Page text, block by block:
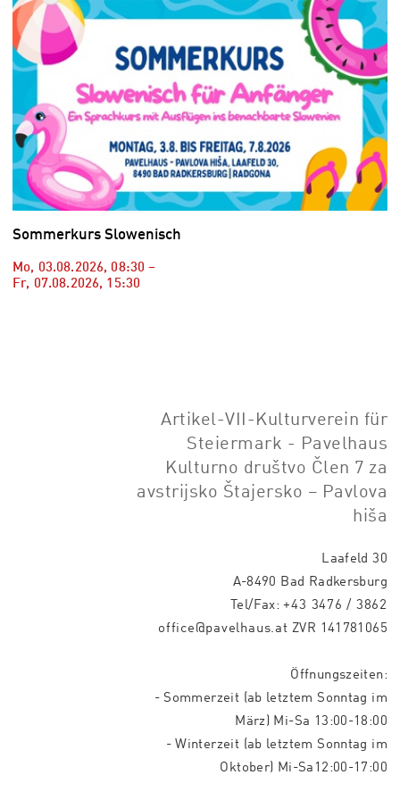
Sommerkurs Slowenisch
Mo, 03.08.2026, 08:30 –
Fr, 07.08.2026, 15:30
Artikel-VII-Kulturverein für
Steiermark - Pavelhaus
Kulturno društvo Člen 7 za
avstrijsko Štajersko – Pavlova
hiša
Laafeld 30
A-8490 Bad Radkersburg
Tel/Fax:+43 3476 / 3862
office@pavelhaus.at ZVR 141781065
Öffnungszeiten:
- Sommerzeit (ab letztem Sonntag im
März) Mi-Sa 13:00-18:00
- Winterzeit (ab letztem Sonntag im
Oktober) Mi-Sa12:00-17:00